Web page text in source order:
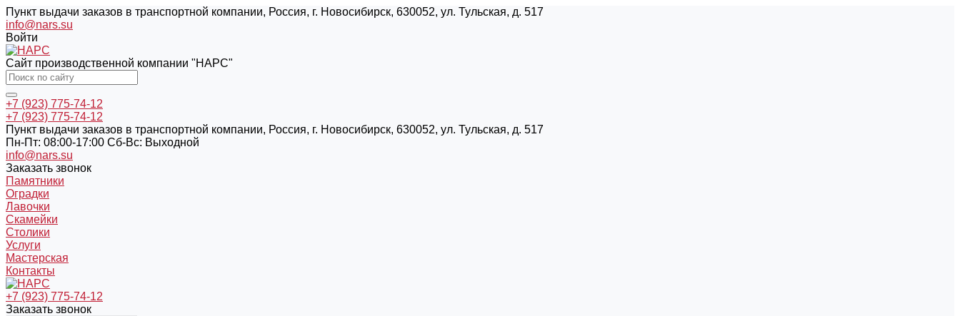
Пункт выдачи заказов в транспортной компании, Россия, г. Новосибирск, 630052, ул. Тульская, д. 517
info@nars.su
Войти
Сайт производственной компании "НАРС"
+7 (923) 775-74-12
+7 (923) 775-74-12
Пункт выдачи заказов в транспортной компании, Россия, г. Новосибирск, 630052, ул. Тульская, д. 517
Пн-Пт: 08:00-17:00 Cб-Вс: Выходной
info@nars.su
Заказать звонок
Памятники
Оградки
Лавочки
Скамейки
Столики
Услуги
Мастерская
Контакты
+7 (923) 775-74-12
Заказать звонок